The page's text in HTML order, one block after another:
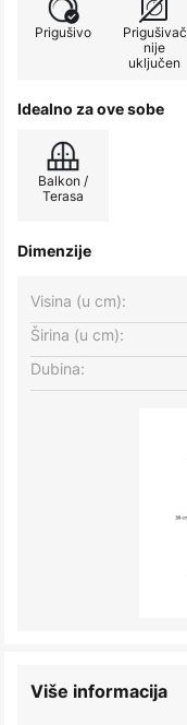
Prigušivo
Prigušivač
nije
uključen
Idealno za ove sobe
Balkon /
Terasa
Dimenzije
Širina (u cm):
Visina (u cm):
Dubina:
Više informacija